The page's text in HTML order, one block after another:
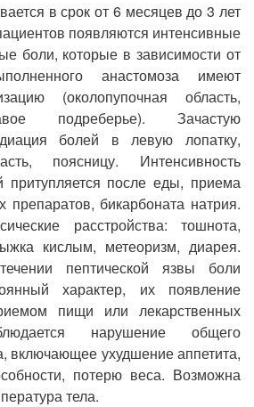
в срок от 6 месяцев до 3 лет
появляются интенсивные
боли, которые в зависимости от
анастомоза имеют
(околопупочная область,
подреберье). Зачастую
болей в левую лопатку,
поясницу. Интенсивность
после еды, приема
препаратов, бикарбоната натрия.
расстройства: тошнота,
кислым, метеоризм, диарея.
пептической язвы боли
характер, их появление
пищи или лекарственных
нарушение общего
включающее ухудшение аппетита,
потерю веса. Возможна
тела.